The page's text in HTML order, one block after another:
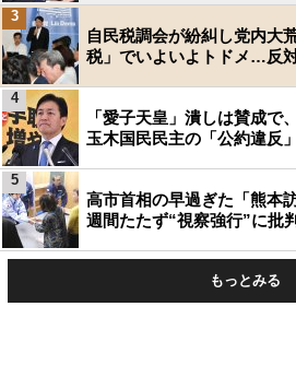
自民税調会が紛糾し党内大
税」でいよいよトドメ…反
3
「愛子天皇」潰しは賛成で
玉木国民民主の「公約違反
4
高市首相の早過ぎた「熊本
週間たたず“視察強行”に批
5
もっとみる